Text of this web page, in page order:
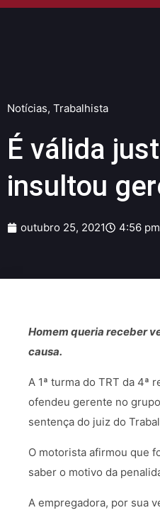
Notícias, Trabalhista
É válida
insultou
outubro 25, 2021 4:56 pm
Homem queria receber
causa.
A 1ª turma do TRT da 4ª
ofendeu gerente no
sentença do juiz do
O motorista afirmou que
saber o motivo da
A empregadora, por sua